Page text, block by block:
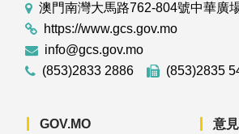
澳門南灣大馬路762-804號中華廣
https://www.gcs.gov.mo
info@gcs.gov.mo
(853)2833 2886
(853)2835
GOV.MO 意